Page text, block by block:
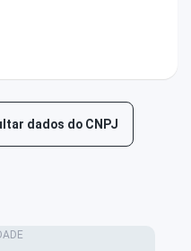
dados do CNPJ